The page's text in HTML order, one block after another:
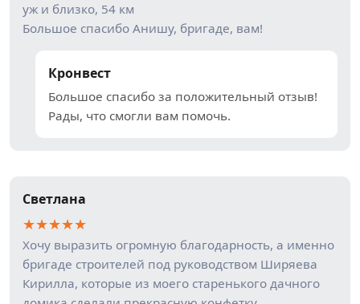
уж и близко, 54 км
Большое спасибо Анишу, бригаде, вам!
Кронвест
Большое спасибо за положительный отзыв!
Рады, что смогли вам помочь.
Светлана
★★★★★
Хочу выразить огромную благодарность, а именно
бригаде строителей под руководством Ширяева
Кирилла, которые из моего старенького дачного